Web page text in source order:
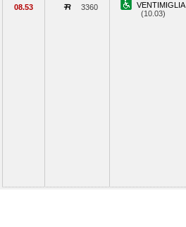
08.53 3360
VENTIMIGLIA
(10.03)